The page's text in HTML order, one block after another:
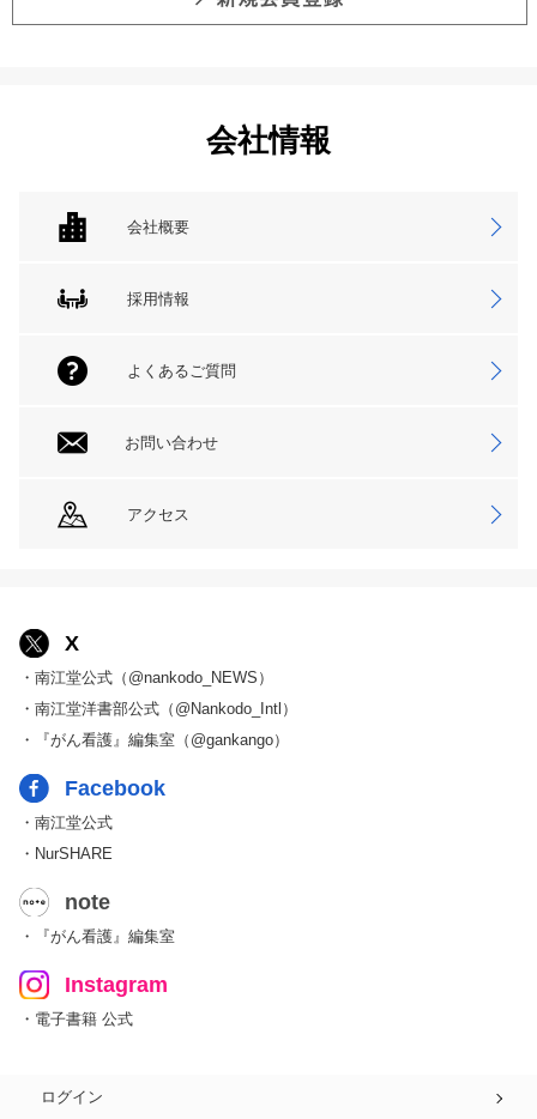
会社情報
会社概要
採用情報
よくあるご質問
お問い合わせ
アクセス
X
・南江堂公式（@nankodo_NEWS）
・南江堂洋書部公式（@Nankodo_Intl）
・『がん看護』編集室（@gankango）
Facebook
・南江堂公式
・NurSHARE
note
・『がん看護』編集室
Instagram
・電子書籍 公式
ログイン